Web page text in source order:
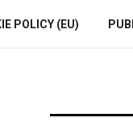
POLICY (EU)